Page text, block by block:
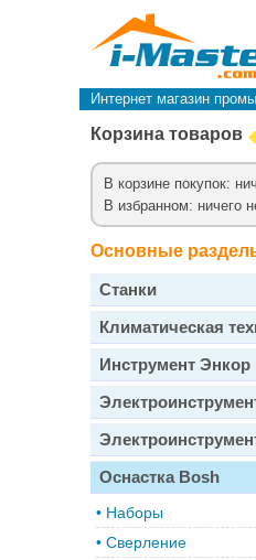
Интернет магазин
Корзина товаров
В корзине покупок:
В избранном: ничего
Основные
Станки
Климатическая
Инструмент Энкор
Оснастка Bosh
• Наборы
• Сверление